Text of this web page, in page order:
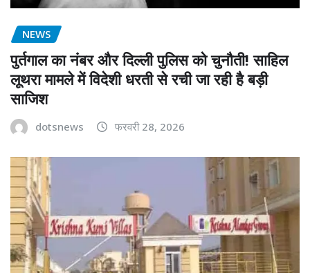
NEWS
पुर्तगाल का नंबर और दिल्ली पुलिस को चुनौती! साहिल
लूथरा मामले में विदेशी धरती से रची जा रही है बड़ी
साजिश
dotsnews फरवरी 28, 2026